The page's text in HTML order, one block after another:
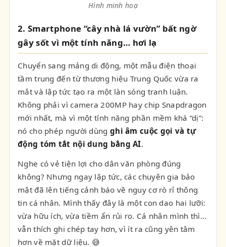
Hình minh hoạ
2. Smartphone “cây nhà lá vườn” bất ngờ
gây sốt vì một tính năng… hơi lạ
Chuyển sang mảng di động, một mẫu điện thoại
tầm trung đến từ thương hiệu Trung Quốc vừa ra
mắt và lập tức tạo ra một làn sóng tranh luận.
Không phải vì camera 200MP hay chip Snapdragon
mới nhất, mà vì một tính năng phần mềm khá “dị”:
nó cho phép người dùng ghi âm cuộc gọi và tự
động tóm tắt nội dung bằng AI.
Nghe có vẻ tiện lợi cho dân văn phòng đúng
không? Nhưng ngay lập tức, các chuyên gia bảo
mật đã lên tiếng cảnh báo về nguy cơ rò rỉ thông
tin cá nhân. Mình thấy đây là một con dao hai lưỡi:
vừa hữu ích, vừa tiềm ẩn rủi ro. Cá nhân mình thì…
vẫn thích ghi chép tay hơn, vì ít ra cũng yên tâm
hơn về mặt dữ liệu. 😅